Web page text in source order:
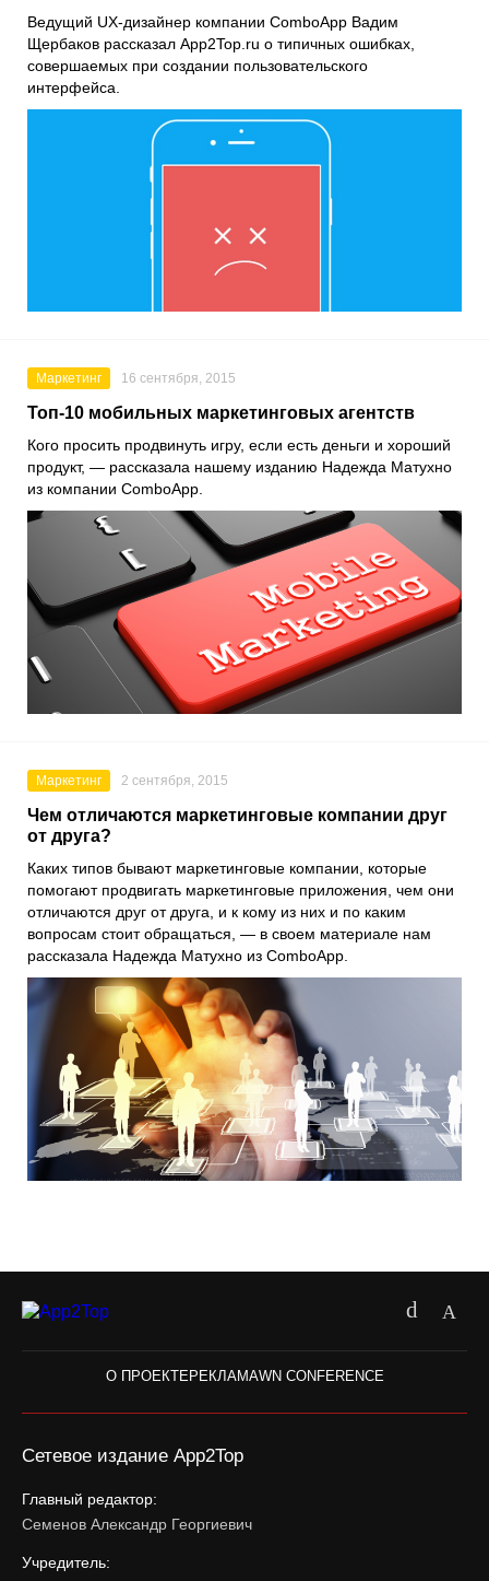
Ведущий UX-дизайнер компании ComboApp Вадим
Щербаков рассказал App2Top.ru о типичных ошибках,
совершаемых при создании пользовательского
интерфейса.
Маркетинг 16 сентября, 2015
Топ-10 мобильных маркетинговых агентств
Кого просить продвинуть игру, если есть деньги и хороший
продукт, — рассказала нашему изданию Надежда Матухно
из компании ComboApp.
Маркетинг 2 сентября, 2015
Чем отличаются маркетинговые компании друг
от друга?
Каких типов бывают маркетинговые компании, которые
помогают продвигать маркетинговые приложения, чем они
отличаются друг от друга, и к кому из них и по каким
вопросам стоит обращаться, — в своем материале нам
рассказала Надежда Матухно из ComboApp.
О ПРОЕКТЕРЕКЛАМАWN CONFERENCE
Сетевое издание App2Top
Главный редактор:
Семенов Александр Георгиевич
Учредитель: